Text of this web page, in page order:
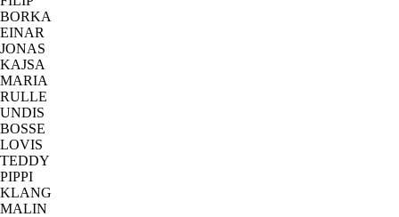
BORKA
EINAR
JONAS
KAJSA
MARIA
RULLE
UNDIS
BOSSE
LOVIS
TEDDY
PIPPI
KLANG
MALIN